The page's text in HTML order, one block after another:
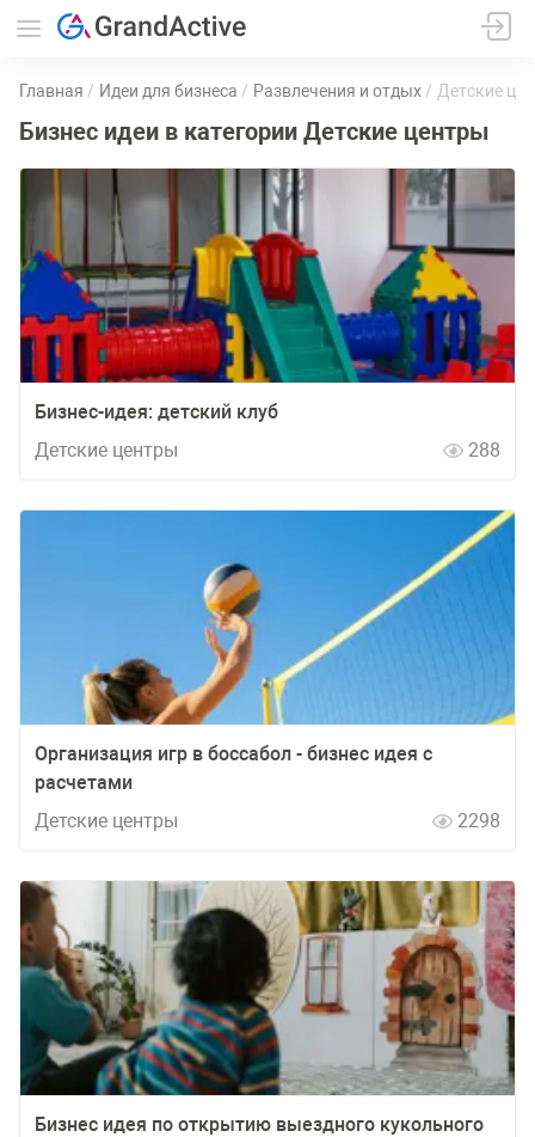
Главная Идеи для бизнеса Развлечения и отдых Детские
Бизнес идеи в категории Детские центры
Бизнес-идея: детский клуб
Детские центры
288
Организация игр в боссабол - бизнес идея с
расчетами
Детские центры
2298
Бизнес идея по открытию выездного кукольного